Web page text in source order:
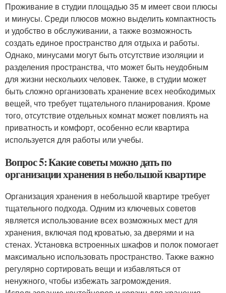
Проживание в студии площадью 35 м имеет свои плюсы
и минусы. Среди плюсов можно выделить компактность
и удобство в обслуживании, а также возможность
создать единое пространство для отдыха и работы.
Однако, минусами могут быть отсутствие изоляции и
разделения пространства, что может быть неудобным
для жизни нескольких человек. Также, в студии может
быть сложно организовать хранение всех необходимых
вещей, что требует тщательного планирования. Кроме
того, отсутствие отдельных комнат может повлиять на
приватность и комфорт, особенно если квартира
используется для работы или учебы.
Вопрос 5: Какие советы можно дать по
организации хранения в небольшой квартире
Организация хранения в небольшой квартире требует
тщательного подхода. Одним из ключевых советов
является использование всех возможных мест для
хранения, включая под кроватью, за дверями и на
стенах. Установка встроенных шкафов и полок помогает
максимально использовать пространство. Также важно
регулярно сортировать вещи и избавляться от
ненужного, чтобы избежать загромождения.